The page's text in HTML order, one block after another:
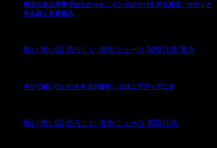
男女の命は平等ではなかった…インドのヤバすぎる風習、サティと
今も続く名誉殺人
怖い 怖い話 恐ろしい 海外ニュース 閲覧注意 驚き
チリで続いていたナチスの蛮行、コロニアディグニダ
怖い 怖い話 恐ろしい 海外ニュース 閲覧注意